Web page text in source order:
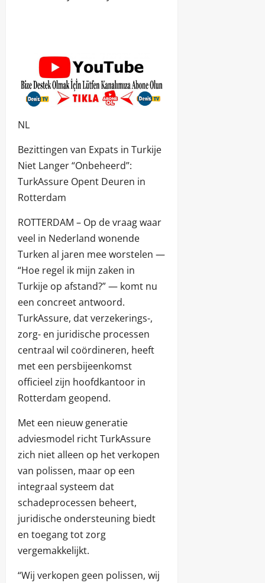
NL
Bezittingen van Expats in Turkije
Niet Langer “Onbeheerd”:
TurkAssure Opent Deuren in
Rotterdam
ROTTERDAM – Op de vraag waar
veel in Nederland wonende
Turken al jaren mee worstelen —
“Hoe regel ik mijn zaken in
Turkije op afstand?” — komt nu
een concreet antwoord.
TurkAssure, dat verzekerings-,
zorg- en juridische processen
centraal wil coördineren, heeft
met een persbijeenkomst
officieel zijn hoofdkantoor in
Rotterdam geopend.
Met een nieuw generatie
adviesmodel richt TurkAssure
zich niet alleen op het verkopen
van polissen, maar op een
integraal systeem dat
schadeprocessen beheert,
juridische ondersteuning biedt
en toegang tot zorg
vergemakkelijkt.
“Wij verkopen geen polissen, wij